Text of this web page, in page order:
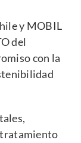
y MOBIL
del
con la
tratamiento